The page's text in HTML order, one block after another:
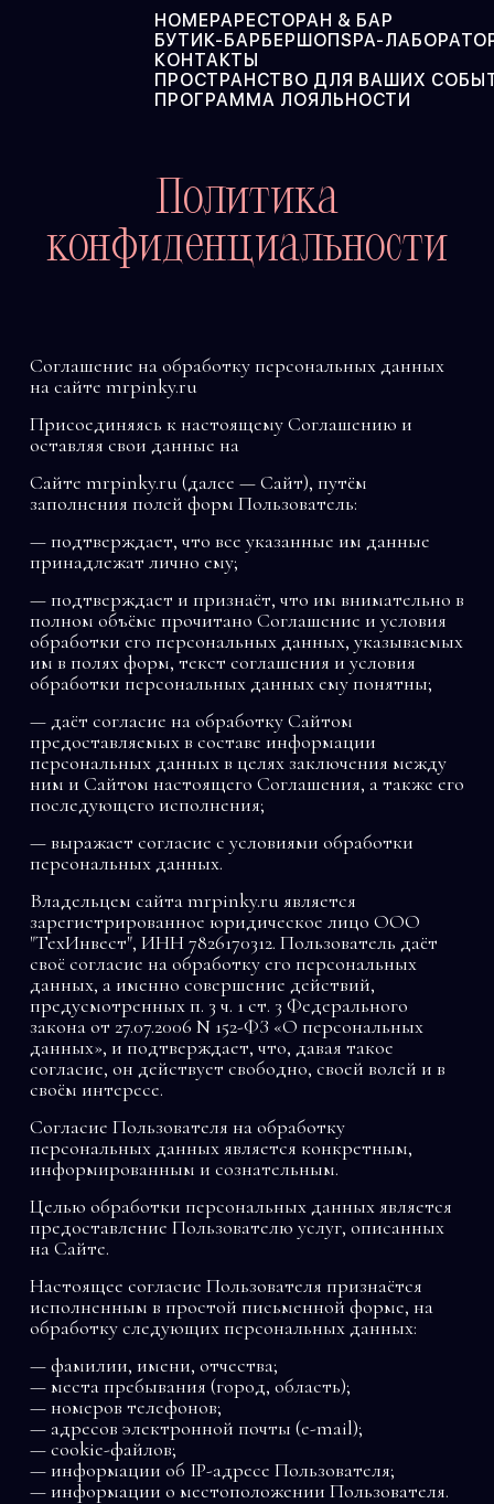
НОМЕРАРЕСТОРАН & БАР
БУТИК-БАРБЕРШОПSPA-
КОНТАКТЫ
ПРОСТРАНСТВО ДЛЯ ВАШИХ
ПРОГРАММА ЛОЯЛЬНОСТИ
Политика
конфиденциальности
Соглашение на обработку персональных данных
на сайте mrpinky.ru
Присоединяясь к настоящему Соглашению и
оставляя свои данные на
Сайте mrpinky.ru (далее — Сайт), путём
заполнения полей форм Пользователь:
— подтверждает, что все указанные им данные
принадлежат лично ему;
— подтверждает и признаёт, что им внимательно в
полном объёме прочитано Соглашение и условия
обработки его персональных данных, указываемых
им в полях форм, текст соглашения и условия
обработки персональных данных ему понятны;
— даёт согласие на обработку Сайтом
предоставляемых в составе информации
персональных данных в целях заключения между
ним и Сайтом настоящего Соглашения, а также его
последующего исполнения;
— выражает согласие с условиями обработки
персональных данных.
Владельцем сайта mrpinky.ru является
зарегистрированное юридическое лицо ООО
"ТехИнвест", ИНН 7826170312. Пользователь даёт
своё согласие на обработку его персональных
данных, а именно совершение действий,
предусмотренных п. 3 ч. 1 ст. 3 Федерального
закона от 27.07.2006 N 152-ФЗ «О персональных
данных», и подтверждает, что, давая такое
согласие, он действует свободно, своей волей и в
своём интересе.
Согласие Пользователя на обработку
персональных данных является конкретным,
информированным и сознательным.
Целью обработки персональных данных является
предоставление Пользователю услуг, описанных
на Сайте.
Настоящее согласие Пользователя признаётся
исполненным в простой письменной форме, на
обработку следующих персональных данных:
— фамилии, имени, отчества;
— места пребывания (город, область);
— номеров телефонов;
— адресов электронной почты (e-mail);
— cookie-файлов;
— информации об IP-адресе Пользователя;
— информации о местоположении Пользователя.